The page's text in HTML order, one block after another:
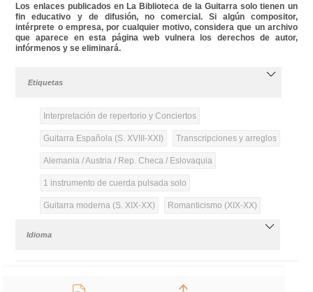
Los enlaces publicados en La Biblioteca de la Guitarra solo tienen un
fin educativo y de difusión, no comercial. Si algún compositor,
intérprete o empresa, por cualquier motivo, considera que un archivo
que aparece en esta página web vulnera los derechos de autor,
infórmenos y se eliminará.
Etiquetas
Interpretación de repertorio y Conciertos
Guitarra Española (S. XVIII-XXI) Transcripciones y arreglos
Alemania / Austria / Rep. Checa / Eslovaquia
1 instrumento de cuerda pulsada solo
Guitarra moderna (S. XIX-XX) Romanticismo (XIX-XX)
Idioma